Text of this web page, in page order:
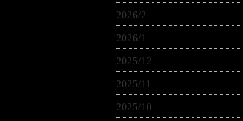
2026/2
2026/1
2025/12
2025/11
2025/10